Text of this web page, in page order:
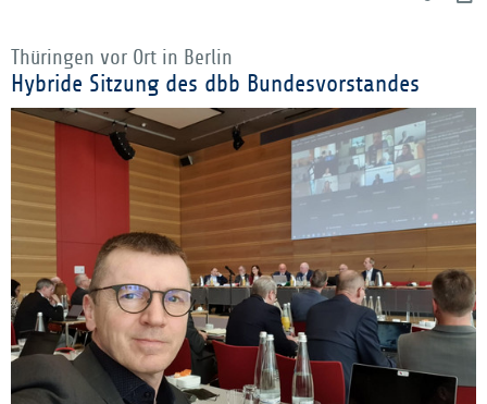
Thüringen vor Ort in Berlin
Hybride Sitzung des dbb Bundesvorstandes